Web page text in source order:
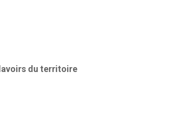
du territoire